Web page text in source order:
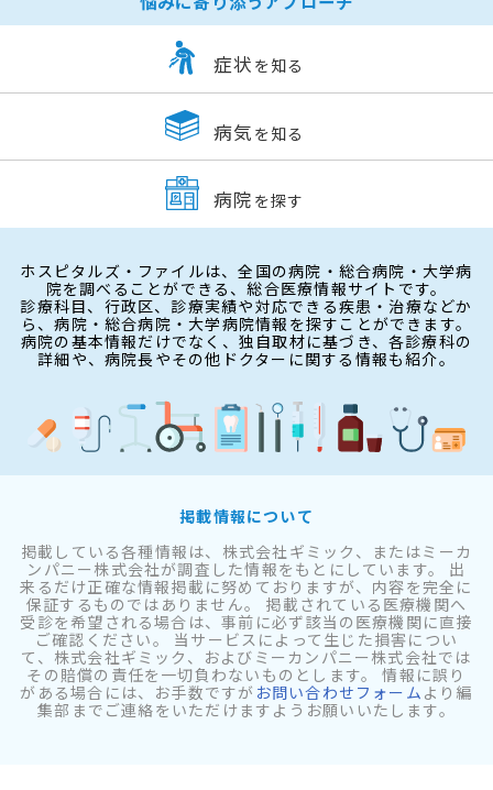
症状 を知る
病気 を知る
病院 を探す
ホスピタルズ・ファイルは、全国の病院・総合病院・大学病
院を調べることができる、総合医療情報サイトです。
診療科目、行政区、診療実績や対応できる疾患・治療などか
ら、病院・総合病院・大学病院情報を探すことができます。
病院の基本情報だけでなく、独自取材に基づき、各診療科の
詳細や、病院長やその他ドクターに関する情報も紹介。
掲載情報について
掲載している各種情報は、株式会社ギミック、またはミーカ
ンパニー株式会社が調査した情報をもとにしています。 出
来るだけ正確な情報掲載に努めておりますが、内容を完全に
保証するものではありません。 掲載されている医療機関へ
受診を希望される場合は、事前に必ず該当の医療機関に直接
ご確認ください。 当サービスによって生じた損害につい
て、株式会社ギミック、およびミーカンパニー株式会社では
その賠償の責任を一切負わないものとします。 情報に誤り
がある場合には、お手数ですが お問い合わせフォーム より編
集部までご連絡をいただけますようお願いいたします。